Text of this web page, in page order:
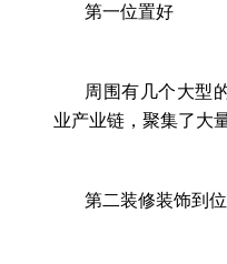
第一位置好
周围有几个大型
业产业链，聚集了大
第二装修装饰到位